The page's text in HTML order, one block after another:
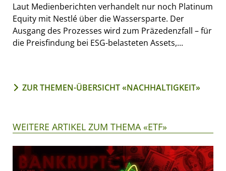
Laut Medienberichten verhandelt nur noch Platinum
Equity mit Nestlé über die Wassersparte. Der
Ausgang des Prozesses wird zum Präzedenzfall – für
die Preisfindung bei ESG-belasteten Assets,...
ZUR THEMEN-ÜBERSICHT «NACHHALTIGKEIT»
WEITERE ARTIKEL ZUM THEMA «ETF»